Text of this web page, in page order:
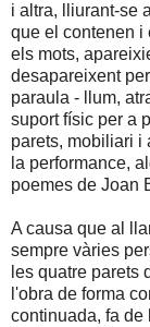
i altra, lliurant-se
que el contenen i
els mots,
desapareixent
paraula - llum,
suport físic per a
parets, mobiliari i
la performance,
poemes de Joan
A causa que al
sempre vàries
les quatre parets
l'obra de forma
continuada, fa de